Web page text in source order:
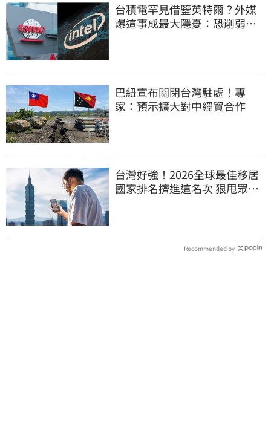
台積電罕見借鑒英特爾？外媒
爆這事成最大隱憂：恐削弱領
巴紐宣布關閉台灣駐處！專
家：預示擴大對中經貿合作
台灣好強！2026全球最佳移居
國家排名擠進這名次 狠甩眾多
Recommended by